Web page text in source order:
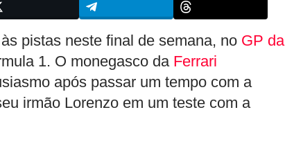
pistas neste final de semana, no GP da
1. O monegasco da Ferrari
após passar um tempo com a
irmão Lorenzo em um teste com a